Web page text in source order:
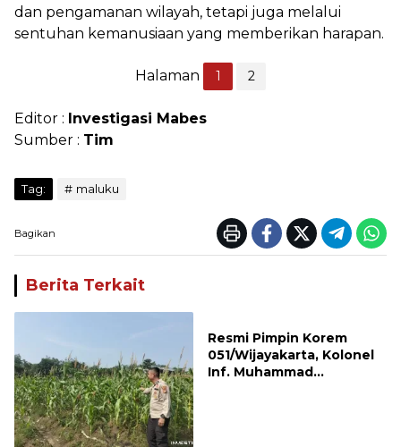
dan pengamanan wilayah, tetapi juga melalui
sentuhan kemanusiaan yang memberikan harapan.
Halaman 1 2
Editor : Investigasi Mabes
Sumber : Tim
Tag: maluku
Bagikan
Berita Terkait
Resmi Pimpin Korem
051/Wijayakarta, Kolonel
Inf. Muhammad